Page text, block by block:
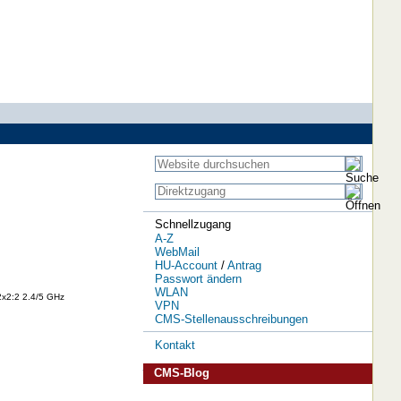
2.4/5 GHz
Schnellzugang
A-Z
WebMail
HU-Account/ Antrag
Passwort ändern
WLAN
VPN
CMS-Stellenausschreibungen
Kontakt
CMS-Blog